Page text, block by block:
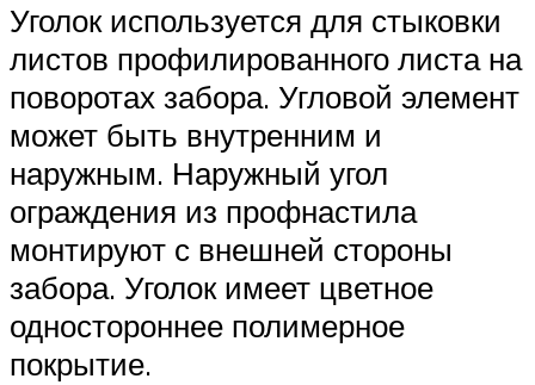
Уголок используется для стыковки
листов профилированного листа на
поворотах забора. Угловой элемент
может быть внутренним и
наружным. Наружный угол
ограждения из профнастила
монтируют с внешней стороны
забора. Уголок имеет цветное
одностороннее полимерное
покрытие.